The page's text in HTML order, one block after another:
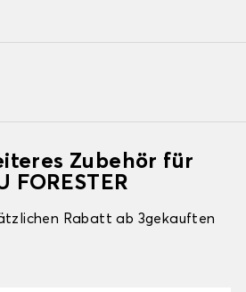
Zubehör für
FORESTER
Rabatt ab 3gekauften